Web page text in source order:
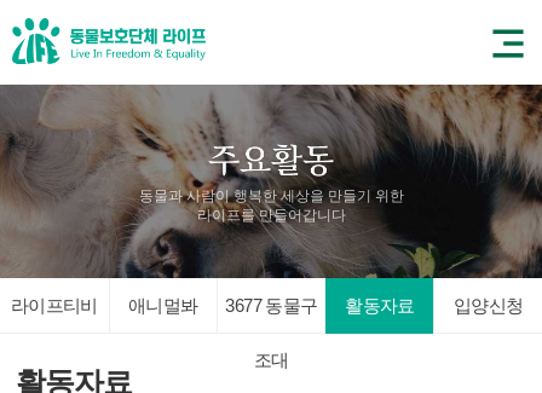
동물과 사람이 행복한 세상을 만들기 위한
라이프를 만들어갑니다
라이프티비 애니멀봐 3677 동물구
조대
활동자료 입양신청
활동자료